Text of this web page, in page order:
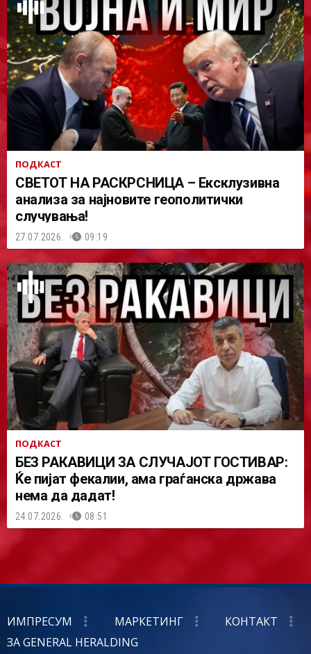
ПОДКАСТ
СВЕТОТ НА РАСКРСНИЦА – Ексклузивна
анализа за најновите геополитички
случувања!
27.07.2026. 09:19
ПОДКАСТ
БЕЗ РАКАВИЦИ ЗА СЛУЧАЈОТ ГОСТИВАР:
Ќе пијат фекалии, ама граѓанска држава
нема да дадат!
24.07.2026. 08:51
ИМПРЕСУМ МАРКЕТИНГ
КОНТАКТ
ЗА GENERAL HERALDING